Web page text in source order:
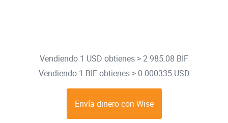
Vendiendo 1 USD obtienes > 2 985.08 BIF
Vendiendo 1 BIF obtienes > 0.000335 USD
Envía dinero con Wise